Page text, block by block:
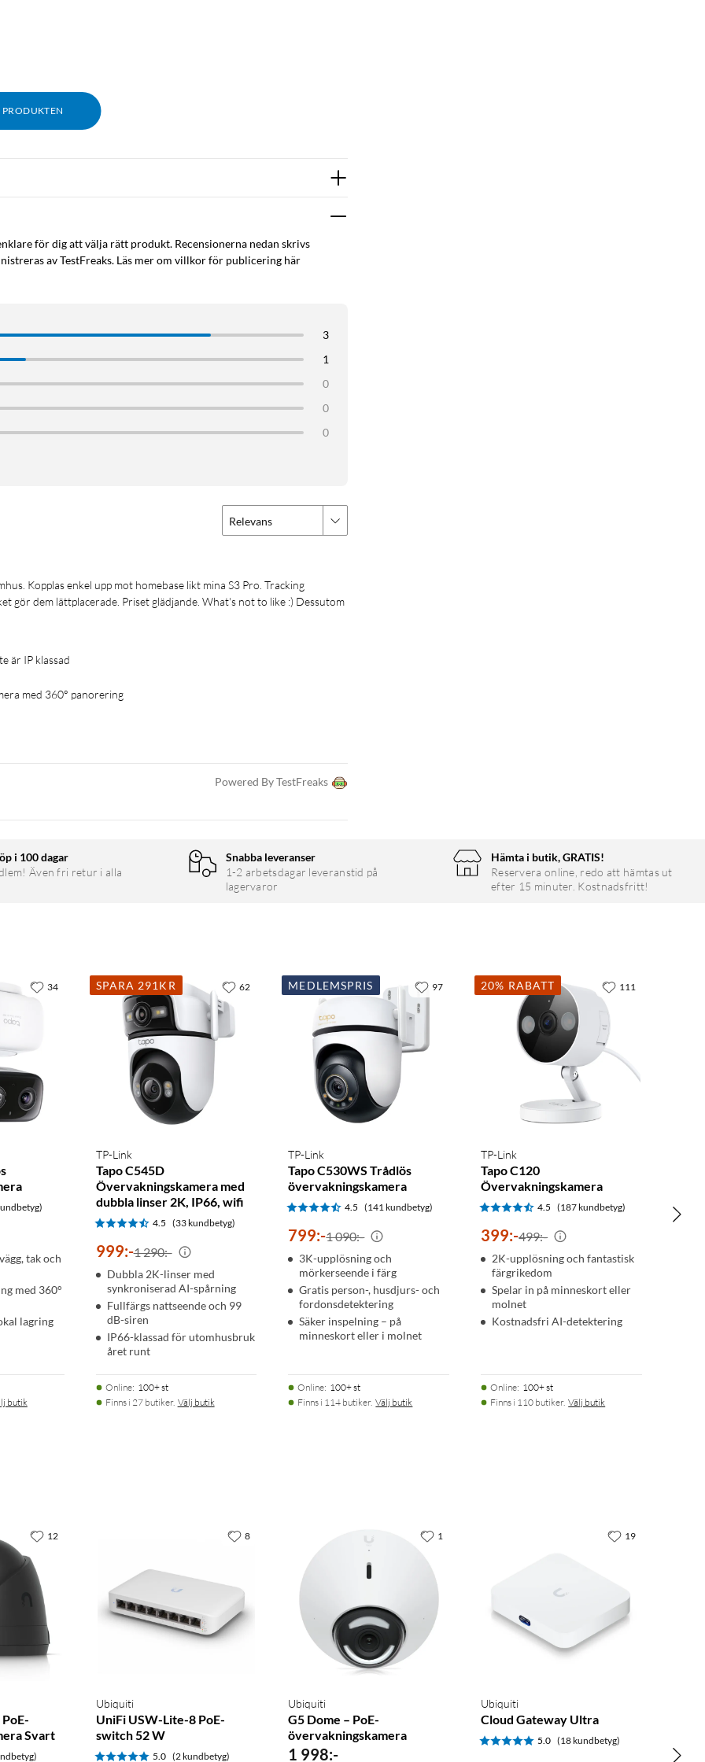
PRODUKTEN
området utan döda vinklar. Du slipper montera flera
direkt i eufy-appen och slipper falska larm från löv
och ljuslarm för att avskräcka inkräktare.
behöver tändas. Resultatet är en naturtrogen bild som gör det
läge.
från routern. Kameran drivs via USB-C-kabel och spelar
för dig att välja rätt produkt. Recensionerna nedan skrivs
av TestFreaks. Läs mer om villkor för publicering här
3
1
0
0
0
Relevans
gör dem lättplacerade. Priset glädjande. What's not to like :) Dessutom
är IP klassad
med 360° panorering
Powered By TestFreaks
i 100 dagar
Även fri retur i alla
Snabba leveranser
1-2 arbetsdagar leveranstid på
lagervaror
Hämta i butik, GRATIS!
Reservera online, redo att hämtas ut
efter 15 minuter. Kostnadsfritt!
tak och
med 360°
lagring
butik
34 SPARA 291KR
TP-Link
Tapo C545D
Övervakningskamera med
dubbla linser 2K, IP66, wifi
4.5 (33 kundbetyg)
999:-1 290:-
Dubbla 2K-linser med
synkroniserad AI-spårning
Fullfärgs nattseende och 99
dB-siren
IP66-klassad för utomhusbruk
året runt
Online: 100+ st
Finns i 27 butiker. Välj butik
62 MEDLEMSPRIS
TP-Link
Tapo C530WS Trådlös
övervakningskamera
4.5 (141 kundbetyg)
799:-1 090:-
3K-upplösning och
mörkerseende i färg
Gratis person-, husdjurs- och
fordonsdetektering
Säker inspelning – på
minneskort eller i molnet
Online: 100+ st
Finns i 114 butiker. Välj butik
97 20% RABATT
TP-Link
Tapo C120
Övervakningskamera
4.5 (187 kundbetyg)
399:-499:-
2K-upplösning och fantastisk
färgrikedom
Spelar in på minneskort eller
molnet
Kostnadsfri AI-detektering
Online: 100+ st
Finns i 110 butiker. Välj butik
111
Svart
12
Ubiquiti
UniFi USW-Lite-8 PoE-
switch 52 W
5.0 (2 kundbetyg)
8
Ubiquiti
G5 Dome – PoE-
övervakningskamera
1 998:-
1
Ubiquiti
Cloud Gateway Ultra
5.0 (18 kundbetyg)
19